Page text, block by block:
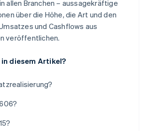
allen Branchen – aussagekräftige
über die Höhe, die Art und den
und Cashflows aus
veröffentlichen.
diesem Artikel?